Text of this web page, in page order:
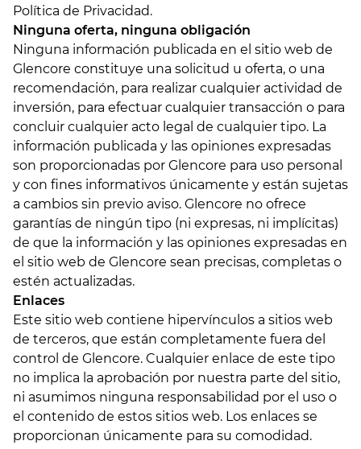
Política de Privacidad.
Ninguna oferta, ninguna obligación
Ninguna información publicada en el sitio web de
Glencore constituye una solicitud u oferta, o una
recomendación, para realizar cualquier actividad de
inversión, para efectuar cualquier transacción o para
concluir cualquier acto legal de cualquier tipo. La
información publicada y las opiniones expresadas
son proporcionadas por Glencore para uso personal
y con fines informativos únicamente y están sujetas
a cambios sin previo aviso. Glencore no ofrece
garantías de ningún tipo (ni expresas, ni implícitas)
de que la información y las opiniones expresadas en
el sitio web de Glencore sean precisas, completas o
estén actualizadas.
Enlaces
Este sitio web contiene hipervínculos a sitios web
de terceros, que están completamente fuera del
control de Glencore. Cualquier enlace de este tipo
no implica la aprobación por nuestra parte del sitio,
ni asumimos ninguna responsabilidad por el uso o
el contenido de estos sitios web. Los enlaces se
proporcionan únicamente para su comodidad.